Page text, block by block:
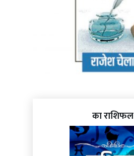
का राशिफल